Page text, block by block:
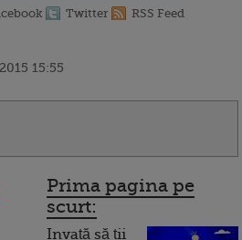
Twitter RSS Feed
15:55
Prima pagina pe
scurt:
Invață să ții